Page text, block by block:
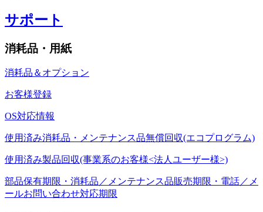
サポート
消耗品・用紙
消耗品＆オプション
お客様登録
OS対応情報
使用済み消耗品・メンテナンス品無償回収(エコプログラム)
使用済み製品回収(事業系のお客様<法人ユーザー様>)
部品保有期限・消耗品／メンテナンス品販売期限・電話／メ
ールお問い合わせ対応期限